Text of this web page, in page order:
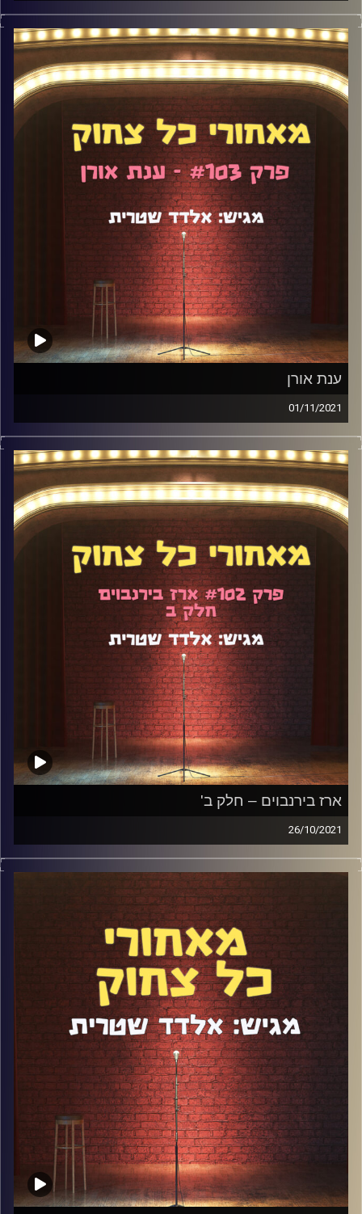
בשונה מחלק א' של השיחה עם עידן אלתרמן, לפני יותר
משנתיים, הפעם לא היו שאלות שתוכננו מראש והשיחה זרמה
בטבעיות לאן שהרגע לקח אותנו. דיברנו הרבה על מוזיקה,
תהליך בניית המופע החדש של עידן, הטיול שלו בלונדון
והמופע של ריקי ג'רווייס, וכרגיל עוד הרבה מאוד.
קרדיט תמונות: אלדד שטרית
ענת אורן
01/11/2021
ענת אורן היא סטנדאפיסטית, תסריטאית ושחקנית. אתם מכירים
אותה בזכות התפקיד והכתיבה הנהדרת שלה לסדרה "רון", עליה
דיברנו קצת במהלך הפודקאסט. דיברנו גם על הנישואין
הטריים, על הבאת ילדים לעולם, על נשיות, על גירושין, הבגרות
בספורט, וכמובן הרבה מאוד סטנדאפ.
קרדיט תמונות:אלדד שטרית
ארז בירנבוים – חלק ב'
26/10/2021
ארז בירנבוים כבר הגיע לפודקאסט. זה היה לפני יותר מ-3
שנים וזה היה הפרק ה-4 של התכנית, כשהאורחים עדיין שאלו
"מה זה פודקאסט"? בזמנו דיברנו בעיקר על ניהול מועדון
הסטנדאפ פקטורי, אבל מאז ארז הפך לאבא, עבר את שנת
הקורונה עם עסק סגור ואפילו הסטנדאפ שלו השתנה קצת.
דיברנו על כל זה בפרק ה-102. תהנו
קרדיט תמונות:אלדד שטרית